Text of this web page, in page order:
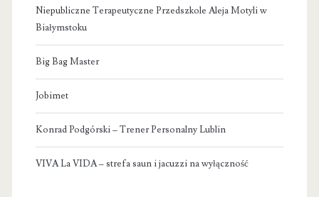
Niepubliczne Terapeutyczne Przedszkole Aleja Motyli w
Białymstoku
Big Bag Master
Jobimet
Konrad Podgórski – Trener Personalny Lublin
VIVA La VIDA – strefa saun i jacuzzi na wyłączność